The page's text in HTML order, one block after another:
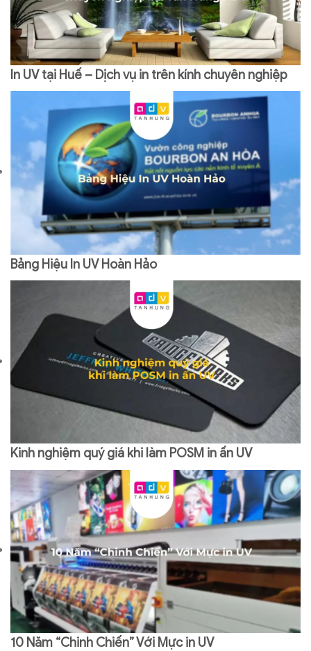
In UV tại Huế – Dịch vụ in trên kính chuyên nghiệp
Bảng Hiệu In UV Hoàn Hảo
Kinh nghiệm quý giá khi làm POSM in ấn UV
10 Năm “Chinh Chiến” Với Mực in UV